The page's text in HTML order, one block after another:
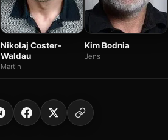
Nikolaj Coster-
Waldau
Martin
Kim Bodnia
Jens